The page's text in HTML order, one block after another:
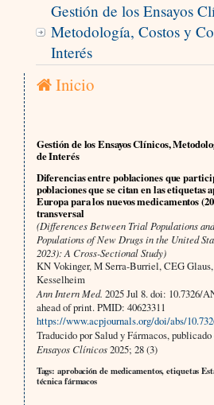
Gestión de los Ensayos
Metodología, Costos y
Interés
Inicio
Gestión de los Ensayos Clínicos,
de Interés
Diferencias entre poblaciones que
poblaciones que se citan en las etiquetas
Europa para los nuevos medicamentos
transversal
(Differences Between Trial Populations
Populations of New Drugs in the United
2023): A Cross-Sectional Study)
KN Vokinger, M Serra-Burriel, CEG
Kesselheim
Ann Intern Med. 2025 Jul 8. doi: 10.7326/
ahead of print. PMID: 40623311
https://www.acpjournals.org/doi/abs/
Traducido por Salud y Fármacos, publicado
Ensayos Clínicos2025; 28 (3)
Tags: aprobación de medicamentos, etiquetas
técnica fármacos